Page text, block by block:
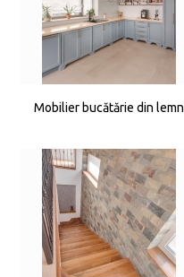
Mobilier bucătărie din lemn